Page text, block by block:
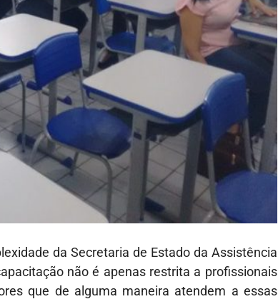
da Secretaria de Estado da Assistência
não é apenas restrita a profissionais
que de alguma maneira atendem a essas